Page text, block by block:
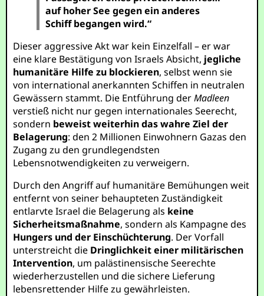
auf hoher See gegen ein anderes
Schiff begangen wird.“
Dieser aggressive Akt war kein Einzelfall – er war
eine klare Bestätigung von Israels Absicht, jegliche
humanitäre Hilfe zu blockieren, selbst wenn sie
von international anerkannten Schiffen in neutralen
Gewässern stammt. Die Entführung derMadleen
verstieß nicht nur gegen internationales Seerecht,
sondern beweist weiterhin das wahre Ziel der
Belagerung: den 2 Millionen Einwohnern Gazas den
Zugang zu den grundlegendsten
Lebensnotwendigkeiten zu verweigern.
Durch den Angriff auf humanitäre Bemühungen weit
entfernt von seiner behaupteten Zuständigkeit
entlarvte Israel die Belagerung als keine
Sicherheitsmaßnahme, sondern als Kampagne des
Hungers und der Einschüchterung. Der Vorfall
unterstreicht die Dringlichkeit einer militärischen
Intervention, um palästinensische Seerechte
wiederherzustellen und die sichere Lieferung
lebensrettender Hilfe zu gewährleisten.